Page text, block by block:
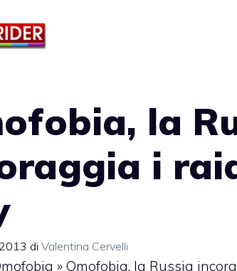
la
i
di Valentina Cervelli
» Omofobia, la Russia